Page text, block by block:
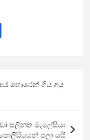
ar
e හොරෙන් ගිය අය
සලින්ත මැලේසියා
පලා යයි